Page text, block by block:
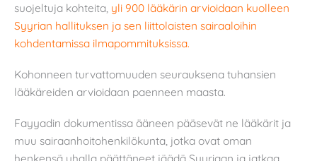
suojeltuja kohteita, yli 900 lääkärin arvioidaan kuolleen
Syyrian hallituksen ja sen liittolaisten sairaaloihin
kohdentamissa ilmapommituksissa.
Kohonneen turvattomuuden seurauksena tuhansien
lääkäreiden arvioidaan paenneen maasta.
Fayyadin dokumentissa ääneen pääsevät ne lääkärit ja
muu sairaanhoitohenkilökunta, jotka ovat oman
henkensä uhalla päättäneet jäädä Syyriaan ja jatkaa